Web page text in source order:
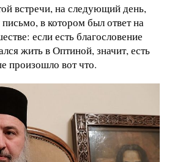
встречи, на следующий день,
в котором был ответ на
если есть благословение
жить в Оптиной, значит, есть
произошло вот что.